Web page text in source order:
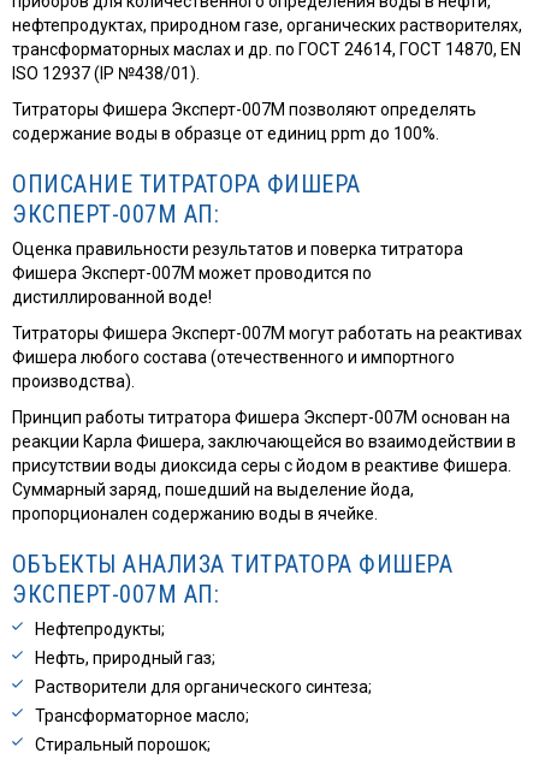
нефтепродуктах, природном газе, органических растворителях,
трансформаторных маслах и др. по ГОСТ 24614, ГОСТ 14870, EN
ISO 12937 (IP №438/01).
Титраторы Фишера Эксперт-007М позволяют определять
содержание воды в образце от единиц ррm до 100%.
ОПИСАНИЕ ТИТРАТОРА ФИШЕРА
ЭКСПЕРТ-007М АП:
Оценка правильности результатов и поверка титратора
Фишера Эксперт-007М может проводится по
дистиллированной воде!
Титраторы Фишера Эксперт-007М могут работать на реактивах
Фишера любого состава (отечественного и импортного
производства).
Принцип работы титратора Фишера Эксперт-007М основан на
реакции Карла Фишера, заключающейся во взаимодействии в
присутствии воды диоксида серы с йодом в реактиве Фишера.
Суммарный заряд, пошедший на выделение йода,
пропорционален содержанию воды в ячейке.
ОБЪЕКТЫ АНАЛИЗА ТИТРАТОРА ФИШЕРА
ЭКСПЕРТ-007М АП:
Нефтепродукты;
Нефть, природный газ;
Растворители для органического синтеза;
Трансформаторное масло;
Стиральный порошок;